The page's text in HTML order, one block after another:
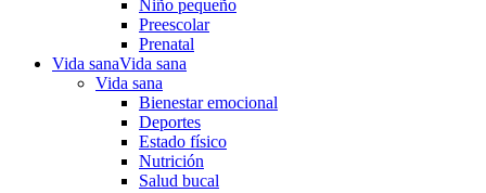
Niño pequeño
Preescolar
Prenatal
Vida sanaVida sana
Vida sana
Bienestar emocional
Deportes
Estado físico
Nutrición
Salud bucal